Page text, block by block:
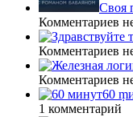
Своя
Комментариев
Комментариев
Комментариев
60
1 комментарий